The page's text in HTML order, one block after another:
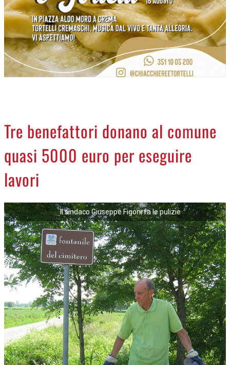
NECROLOGI
ACCEDI
Tre benefattori donano al comune
quasi 5000 euro per eseguire
lavori
Il sindaco Giuseppe Figoni fa le pulizie